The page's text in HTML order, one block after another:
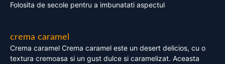
Folosita de secole pentru a imbunatati aspectul
crema caramel
Crema caramel Crema caramel este un desert delicios, cu o
textura cremoasa si un gust dulce si caramelizat. Aceasta